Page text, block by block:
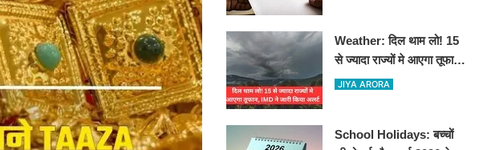
Weather: दिल थाम लो! 15
से ज्यादा राज्यों मे आएगा तूफान,
IMD ने जारी किया अलर्ट
JIYA ARORA
School Holidays: बच्चों